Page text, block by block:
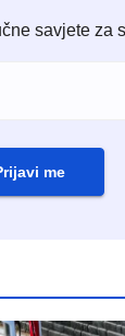
savjete za
me